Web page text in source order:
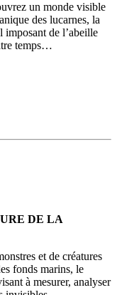
un monde visible
des lucarnes, la
imposant de l’abeille
temps…
DE LA
et de créatures
fonds marins, le
à mesurer, analyser